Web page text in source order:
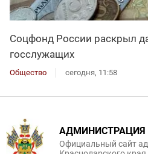
Соцфонд России раскрыл
госслужащих
Общество сегодня, 11:58
АДМИНИСТРАЦИЯ
Официальный сайт